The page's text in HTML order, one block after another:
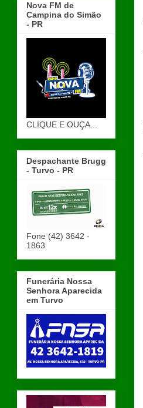
Nova FM de
Campina do Simão
- PR
CLIQUE E OUÇA...
Despachante Brugg
- Turvo - PR
Fone (42) 3642 -
1863
Funerária Nossa
Senhora Aparecida
em Turvo